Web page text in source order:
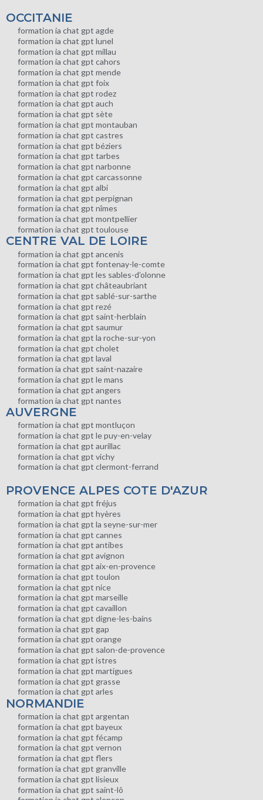
OCCITANIE
formation ia chat gpt agde
formation ia chat gpt lunel
formation ia chat gpt millau
formation ia chat gpt cahors
formation ia chat gpt mende
formation ia chat gpt foix
formation ia chat gpt rodez
formation ia chat gpt auch
formation ia chat gpt sète
formation ia chat gpt montauban
formation ia chat gpt castres
formation ia chat gpt béziers
formation ia chat gpt tarbes
formation ia chat gpt narbonne
formation ia chat gpt carcassonne
formation ia chat gpt albi
formation ia chat gpt perpignan
formation ia chat gpt nîmes
formation ia chat gpt montpellier
formation ia chat gpt toulouse
CENTRE VAL DE LOIRE
formation ia chat gpt ancenis
formation ia chat gpt fontenay-le-comte
formation ia chat gpt les sables-d’olonne
formation ia chat gpt châteaubriant
formation ia chat gpt sablé-sur-sarthe
formation ia chat gpt rezé
formation ia chat gpt saint-herblain
formation ia chat gpt saumur
formation ia chat gpt la roche-sur-yon
formation ia chat gpt cholet
formation ia chat gpt laval
formation ia chat gpt saint-nazaire
formation ia chat gpt le mans
formation ia chat gpt angers
formation ia chat gpt nantes
AUVERGNE
formation ia chat gpt montluçon
formation ia chat gpt le puy-en-velay
formation ia chat gpt aurillac
formation ia chat gpt vichy
formation ia chat gpt clermont-ferrand
PROVENCE ALPES COTE D'AZUR
formation ia chat gpt fréjus
formation ia chat gpt hyères
formation ia chat gpt la seyne-sur-mer
formation ia chat gpt cannes
formation ia chat gpt antibes
formation ia chat gpt avignon
formation ia chat gpt aix-en-provence
formation ia chat gpt toulon
formation ia chat gpt nice
formation ia chat gpt marseille
formation ia chat gpt cavaillon
formation ia chat gpt digne-les-bains
formation ia chat gpt gap
formation ia chat gpt orange
formation ia chat gpt salon-de-provence
formation ia chat gpt istres
formation ia chat gpt martigues
formation ia chat gpt grasse
formation ia chat gpt arles
NORMANDIE
formation ia chat gpt argentan
formation ia chat gpt bayeux
formation ia chat gpt fécamp
formation ia chat gpt vernon
formation ia chat gpt flers
formation ia chat gpt granville
formation ia chat gpt lisieux
formation ia chat gpt saint-lô